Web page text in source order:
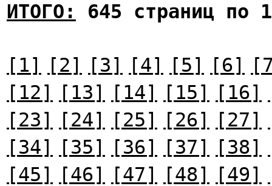
ИТОГО:
645 страниц по
[1] [2] [3] [4] [5] [6]
[12]
[13] [14] [15] [16]
[23]
[24] [25] [26] [27]
[34]
[35] [36] [37] [38]
[45]
[46] [47] [48] [49]